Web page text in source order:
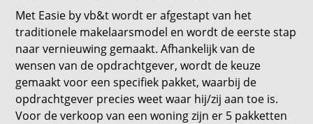
Met Easie by vb&t wordt er afgestapt van het
traditionele makelaarsmodel en wordt de eerste stap
naar vernieuwing gemaakt. Afhankelijk van de
wensen van de opdrachtgever, wordt de keuze
gemaakt voor een specifiek pakket, waarbij de
opdrachtgever precies weet waar hij/zij aan toe is.
Voor de verkoop van een woning zijn er 5 pakketten